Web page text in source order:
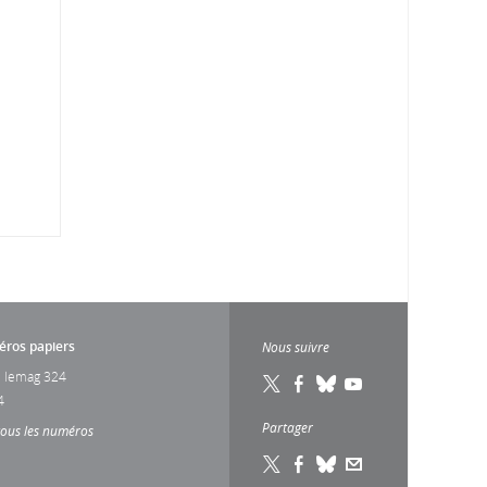
papiers
lemag 324
les numéros
Nous suivre
Partager